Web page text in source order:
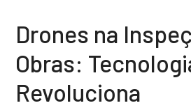
Drones na
Obras:
Revoluciona